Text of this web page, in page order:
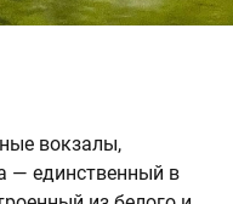
вокзалы,
— единственный в